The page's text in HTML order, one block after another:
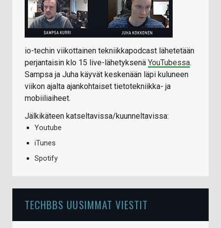
io-techin viikottainen tekniikkapodcast lähetetään
perjantaisin klo 15 live-lähetyksenä YouTubessa.
Sampsa ja Juha käyvät keskenään läpi kuluneen
viikon ajalta ajankohtaiset tietotekniikka- ja
mobiiliaiheet.
Jälkikäteen katseltavissa/kuunneltavissa:
Youtube
iTunes
Spotify
TECHBBS UUSIMMAT VIESTIT